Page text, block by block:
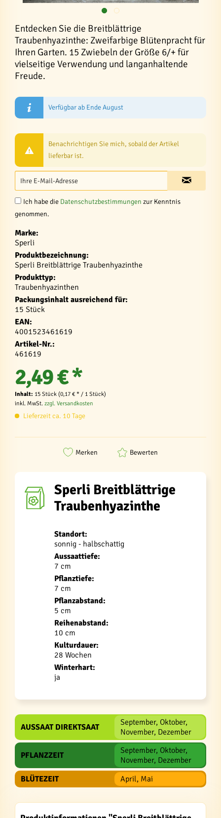
Entdecken Sie die Breitblättrige
Traubenhyazinthe: Zweifarbige Blütenpracht für
Ihren Garten. 15 Zwiebeln der Größe 6/+ für
vielseitige Verwendung und langanhaltende
Freude.
Verfügbar ab Ende August
Benachrichtigen Sie mich, sobald der Artikel
lieferbar ist.
Ich habe die Datenschutzbestimmungen zur Kenntnis
genommen.
Marke:
Sperli
Produktbezeichnung:
Sperli Breitblättrige Traubenhyazinthe
Produkttyp:
Traubenhyazinthen
Packungsinhalt ausreichend für:
15 Stück
EAN:
4001523461619
Artikel-Nr.:
461619
2,49 € *
Inhalt: 15 Stück (0,17 € * / 1 Stück)
inkl. MwSt. zzgl. Versandkosten
Lieferzeit ca. 10 Tage
Merken Bewerten
Sperli Breitblättrige
Traubenhyazinthe
Standort:
sonnig - halbschattig
Aussaattiefe:
7 cm
Pflanztiefe:
7 cm
Pflanzabstand:
5 cm
Reihenabstand:
10 cm
Kulturdauer:
28 Wochen
Winterhart:
ja
AUSSAAT DIREKTSAAT
September, Oktober,
November, Dezember
PFLANZZEIT
September, Oktober,
November, Dezember
BLÜTEZEIT
April, Mai